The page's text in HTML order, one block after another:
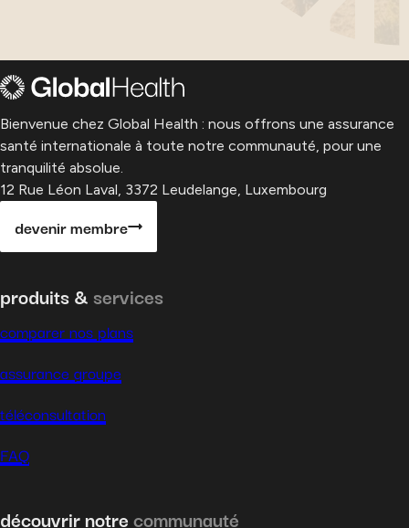
Bienvenue chez Global Health : nous offrons une assurance
santé internationale à toute notre communauté, pour une
tranquilité absolue.
12 Rue Léon Laval, 3372 Leudelange, Luxembourg
devenir membre
produits & services
comparer nos plans
assurance groupe
téléconsultation
FAQ
découvrir notrecommunauté